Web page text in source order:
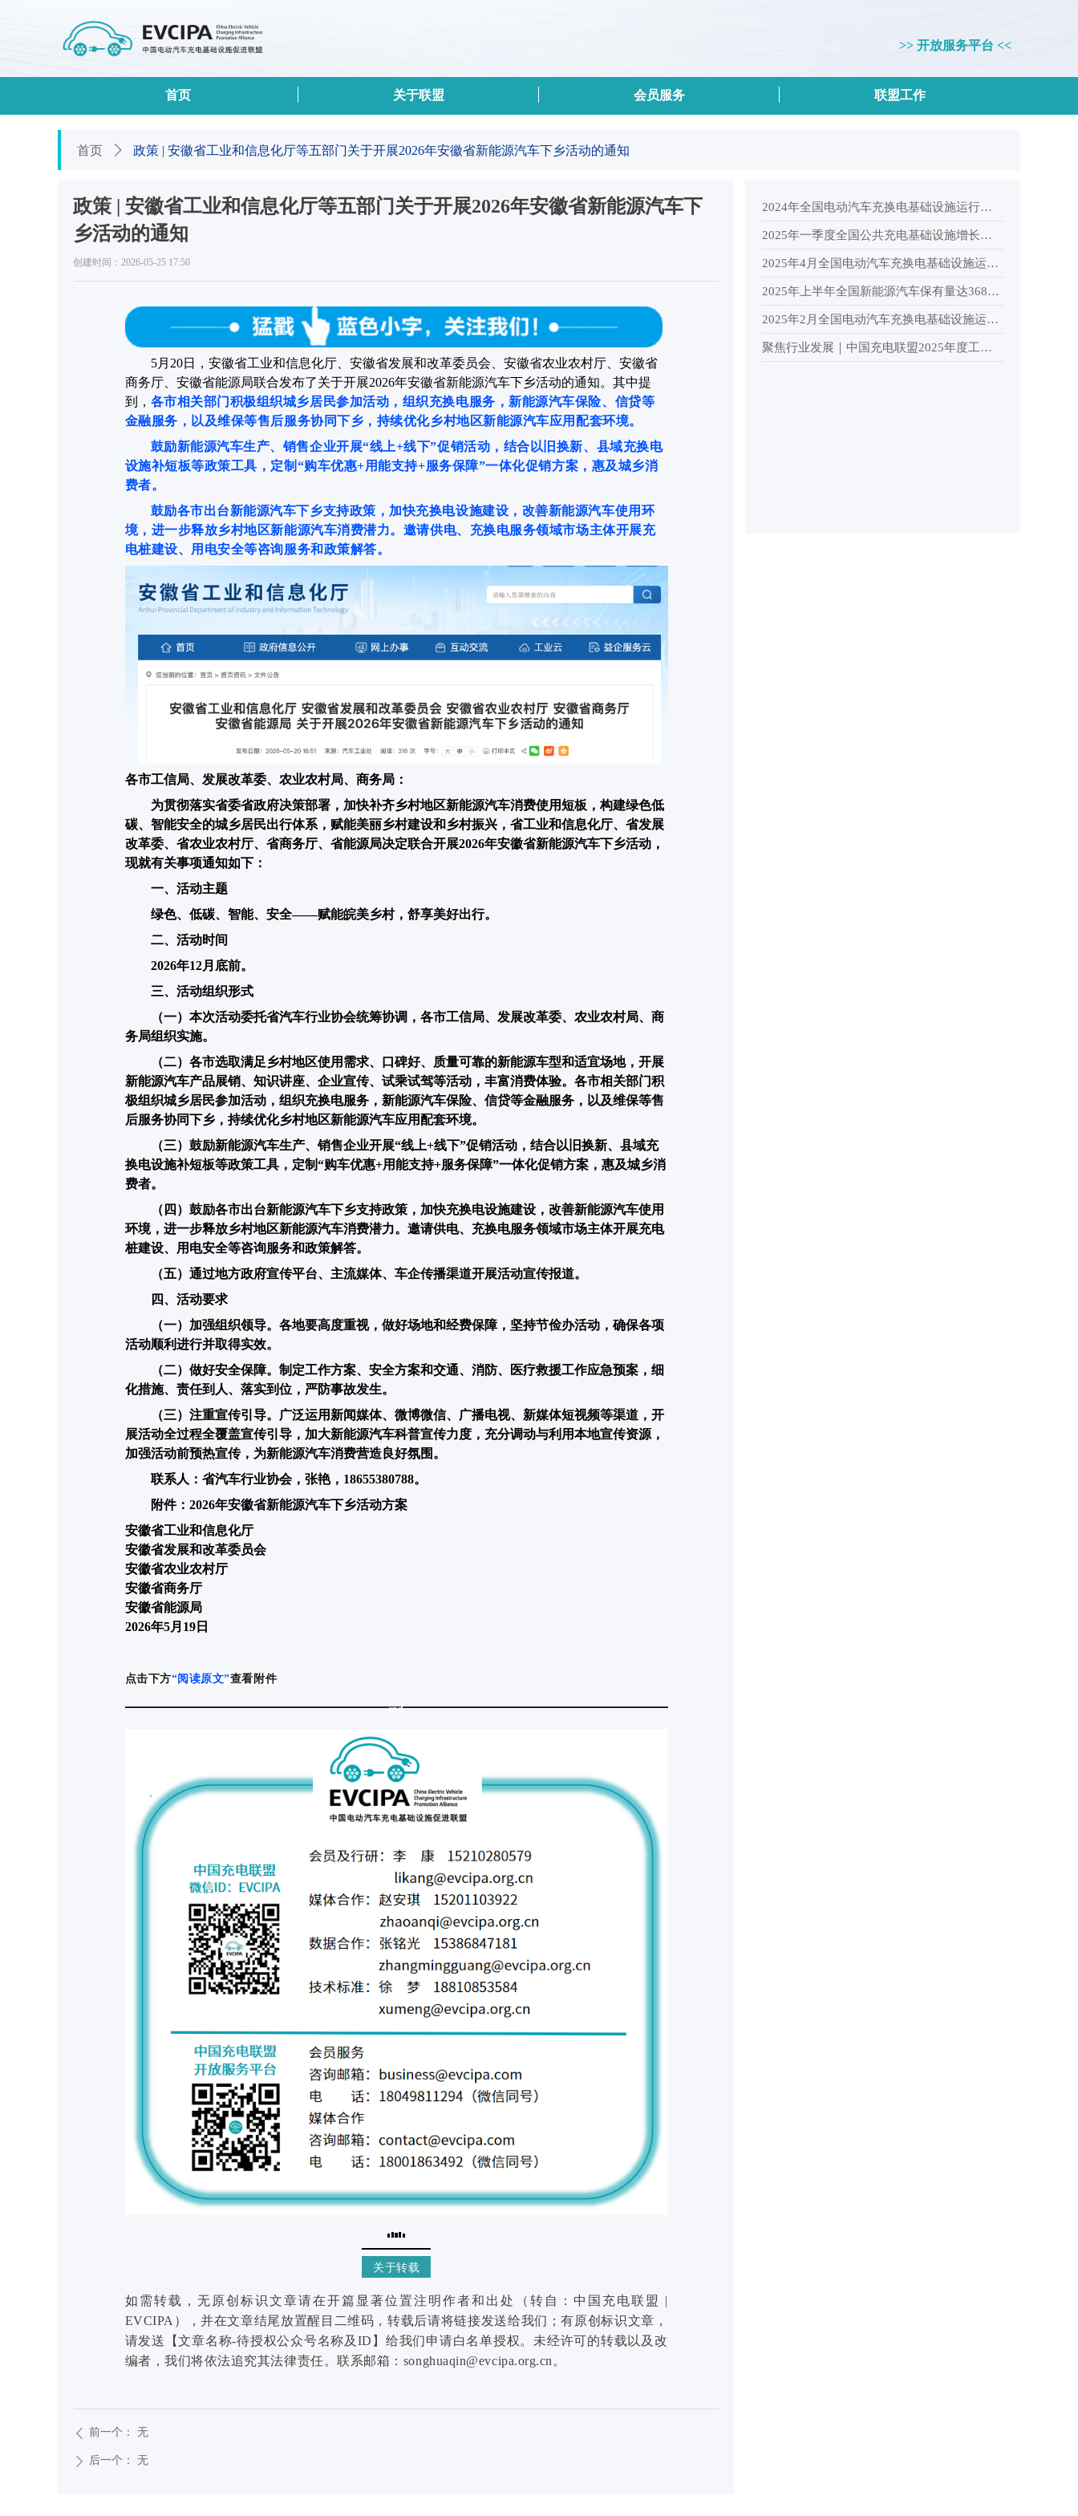
首页 关于联盟 会员服务 联盟工作
>> 开放服务平台 <<
首页 ꄲ 政策 | 安徽省工业和信息化厅等五部门关于开展2026年安徽省新能源汽车下乡活动的通知
政策 | 安徽省工业和信息化厅等五部门关于开展2026年安徽省新能源汽车下
乡活动的通知
创建时间： 2026-05-25 17:50
5月20日，安徽省工业和信息化厅、安徽省发展和改革委员会、安徽省农业农村厅、安徽省
商务厅、安徽省能源局联合发布了关于开展2026年安徽省新能源汽车下乡活动的通知。其中提
到， 各市相关部门积极组织城乡居民参加活动，组织充换电服务，新能源汽车保险、信贷等
金融服务，以及维保等售后服务协同下乡，持续优化乡村地区新能源汽车应用配套环境。
鼓励新能源汽车生产、销售企业开展“线上+线下”促销活动，结合以旧换新、县域充换电
设施补短板等政策工具，定制“购车优惠+用能支持+服务保障”一体化促销方案，惠及城乡消
费者。
鼓励各市出台新能源汽车下乡支持政策，加快充换电设施建设，改善新能源汽车使用环
境，进一步释放乡村地区新能源汽车消费潜力。邀请供电、充换电服务领域市场主体开展充
电桩建设、用电安全等咨询服务和政策解答。
各市工信局、发展改革委、农业农村局、商务局：
为贯彻落实省委省政府决策部署，加快补齐乡村地区新能源汽车消费使用短板，构建绿色低
碳、智能安全的城乡居民出行体系，赋能美丽乡村建设和乡村振兴，省工业和信息化厅、省发展
改革委、省农业农村厅、省商务厅、省能源局决定联合开展2026年安徽省新能源汽车下乡活动，
现就有关事项通知如下：
一、活动主题
绿色、低碳、智能、安全——赋能皖美乡村，舒享美好出行。
二、活动时间
2026年12月底前。
三、活动组织形式
（一）本次活动委托省汽车行业协会统筹协调，各市工信局、发展改革委、农业农村局、商
务局组织实施。
（二）各市选取满足乡村地区使用需求、口碑好、质量可靠的新能源车型和适宜场地，开展
新能源汽车产品展销、知识讲座、企业宣传、试乘试驾等活动，丰富消费体验。 各市相关部门积
极组织城乡居民参加活动，组织充换电服务，新能源汽车保险、信贷等金融服务，以及维保等售
后服务协同下乡，持续优化乡村地区新能源汽车应用配套环境。
（三） 鼓励新能源汽车生产、销售企业开展“线上+线下”促销活动，结合以旧换新、县域充
换电设施补短板等政策工具，定制“购车优惠+用能支持+服务保障”一体化促销方案，惠及城乡消
费者。
（四） 鼓励各市出台新能源汽车下乡支持政策，加快充换电设施建设，改善新能源汽车使用
环境，进一步释放乡村地区新能源汽车消费潜力。邀请供电、充换电服务领域市场主体开展充电
桩建设、用电安全等咨询服务和政策解答。
（五）通过地方政府宣传平台、主流媒体、车企传播渠道开展活动宣传报道。
四、活动要求
（一）加强组织领导。各地要高度重视，做好场地和经费保障，坚持节俭办活动，确保各项
活动顺利进行并取得实效。
（二）做好安全保障。制定工作方案、安全方案和交通、消防、医疗救援工作应急预案，细
化措施、责任到人、落实到位，严防事故发生。
（三）注重宣传引导。广泛运用新闻媒体、微博微信、广播电视、新媒体短视频等渠道，开
展活动全过程全覆盖宣传引导，加大新能源汽车科普宣传力度，充分调动与利用本地宣传资源，
加强活动前预热宣传，为新能源汽车消费营造良好氛围。
联系人：省汽车行业协会，张艳，18655380788。
附件：2026年安徽省新能源汽车下乡活动方案
安徽省工业和信息化厅
安徽省发展和改革委员会
安徽省农业农村厅
安徽省商务厅
安徽省能源局
2026年5月19日
点击下方“阅读原文”查看附件
end
关于转载
如需转载，无原创标识文章请在开篇显著位置注明作者和出处（转自：中国充电联盟 |
EVCIPA），并在文章结尾放置醒目二维码，转载后请将链接发送给我们；有原创标识文章，
请发送【文章名称-待授权公众号名称及ID】给我们申请白名单授权。未经许可的转载以及改
编者，我们将依法追究其法律责任。联系邮箱：songhuaqin@evcipa.org.cn。
ꄴ 前一个： 无
ꄲ 后一个： 无
2024年全国电动汽车充换电基础设施运行情况
2025年一季度全国公共充电基础设施增长情况分析
2025年4月全国电动汽车充换电基础设施运行情况
2025年上半年全国新能源汽车保有量达3689万辆，纯电动汽车保有量2553.9万辆
2025年2月全国电动汽车充换电基础设施运行情况
聚焦行业发展｜中国充电联盟2025年度工作会议在杭州顺利召开！